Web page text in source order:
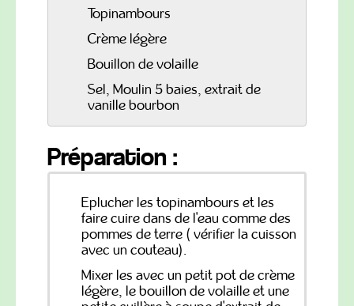
Topinambours
Crème légère
Bouillon de volaille
Sel, Moulin 5 baies, extrait de
vanille bourbon
Préparation :
Eplucher les topinambours et les
faire cuire dans de l'eau comme des
pommes de terre ( vérifier la cuisson
avec un couteau).
Mixer les avec un petit pot de crème
légère, le bouillon de volaille et une